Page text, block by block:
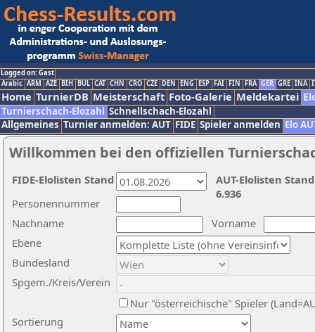
Logged on: Gast
Arabic ARM AZE BIH BUL CAT CHN CRO CZE DEN ENG ESP FAI FIN FRA GER GRE INA
Home TurnierDB Meisterschaft Foto-Galerie Meldekartei
Turnierschach-Elozahl Schnellschach-Elozahl
Allgemeines Turnier anmelden: AUT FIDE Spieler anmelden Elo
Willkommen bei den offiziellen
Nachname
Vorname
Ebene
Sortierung
Personennummer
Bundesland
Spgem./Kreis/Verein
Nur "österreichische" Spieler
AUT-Elolisten
6.936
FIDE-Elolisten Stand